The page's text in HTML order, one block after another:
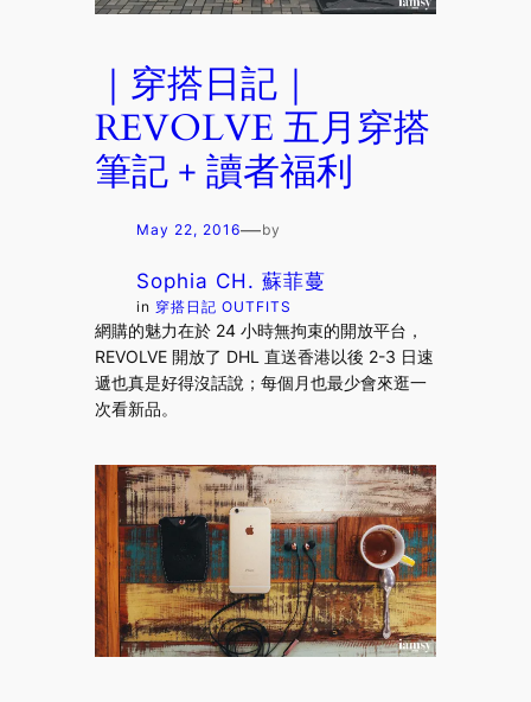
｜穿搭日記｜
REVOLVE 五月穿搭
筆記 + 讀者福利
May 22, 2016—by
Sophia CH. 蘇菲蔓
in 穿搭日記 OUTFITS
網購的魅力在於 24 小時無拘束的開放平台，
REVOLVE 開放了 DHL 直送香港以後 2-3 日速
遞也真是好得沒話說；每個月也最少會來逛一
次看新品。